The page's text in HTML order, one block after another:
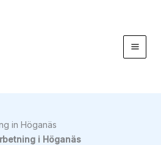
in Höganäs
i Höganäs